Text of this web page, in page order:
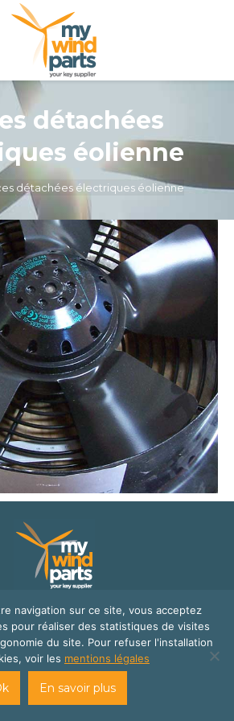
détachées
éolienne
détachées électriques éolienne
© Mywindparts 2016
Cats Eye Design | Agence web Aveyron
Cailloux | Communication d'entreprise
navigation sur ce site, vous acceptez
pour réaliser des statistiques de visites
du site. Pour refuser l'installation
voir les mentions légales
En savoir plus